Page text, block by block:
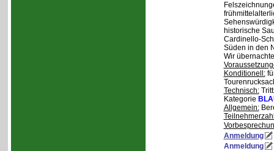
historische
Cardinello-
Süden in den
Wir
Konditionell:
Technisch:
Kategorie
Allgemein:
Anmeldung
Anmeldung